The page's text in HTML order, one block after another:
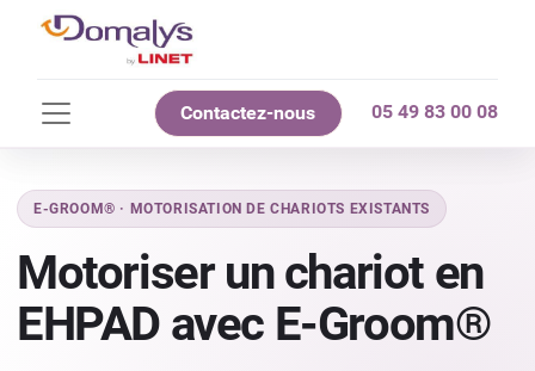
Contactez-nous 05 49 83 00 08
E-GROOM® · MOTORISATION DE CHARIOTS EXISTANTS
Motoriser un chariot en
EHPAD avec E-Groom®